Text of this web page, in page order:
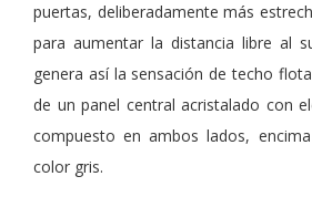
puertas, deliberadamente más
para aumentar la distancia libre al
genera así la sensación de techo
de un panel central acristalado con
compuesto en ambos lados,
color gris.